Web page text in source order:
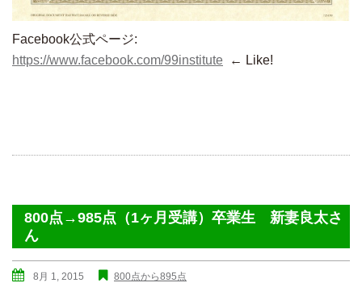
Facebook公式ページ:
https://www.facebook.com/99institute ← Like!
800点→985点（1ヶ月受講）卒業生 新妻良太さ
ん
8月 1, 2015 800点から895点